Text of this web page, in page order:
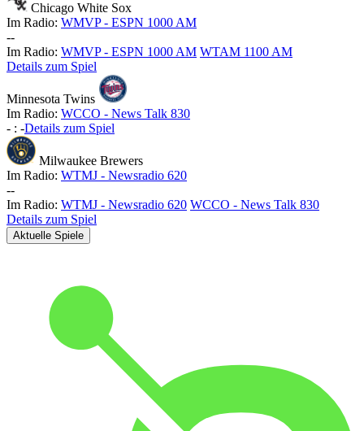
Chicago White Sox
Im Radio: WMVP - ESPN 1000 AM
--
Im Radio: WMVP - ESPN 1000 AM WTAM 1100 AM
Details zum Spiel
Minnesota Twins
Im Radio: WCCO - News Talk 830
- : -Details zum Spiel
Milwaukee Brewers
Im Radio: WTMJ - Newsradio 620
--
Im Radio: WTMJ - Newsradio 620 WCCO - News Talk 830
Details zum Spiel
Aktuelle Spiele